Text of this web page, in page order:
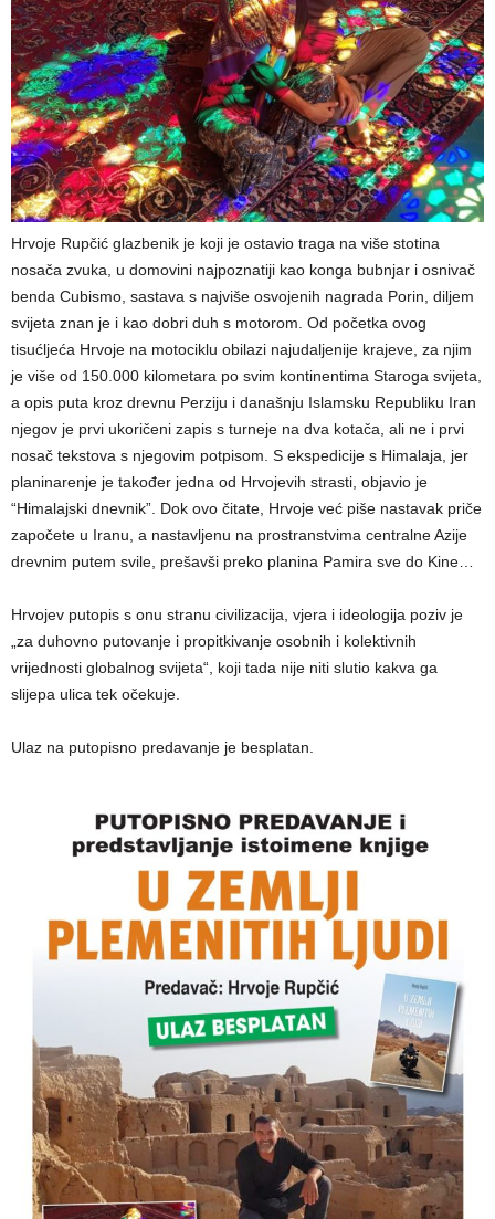
Hrvoje Rupčić glazbenik je koji je ostavio traga na više stotina
nosača zvuka, u domovini najpoznatiji kao konga bubnjar i osnivač
benda Cubismo, sastava s najviše osvojenih nagrada Porin, diljem
svijeta znan je i kao dobri duh s motorom. Od početka ovog
tisućljeća Hrvoje na motociklu obilazi najudaljenije krajeve, za njim
je više od 150.000 kilometara po svim kontinentima Staroga svijeta,
a opis puta kroz drevnu Perziju i današnju Islamsku Republiku Iran
njegov je prvi ukoričeni zapis s turneje na dva kotača, ali ne i prvi
nosač tekstova s njegovim potpisom. S ekspedicije s Himalaja, jer
planinarenje je također jedna od Hrvojevih strasti, objavio je
“Himalajski dnevnik”. Dok ovo čitate, Hrvoje već piše nastavak priče
započete u Iranu, a nastavljenu na prostranstvima centralne Azije
drevnim putem svile, prešavši preko planina Pamira sve do Kine…
Hrvojev putopis s onu stranu civilizacija, vjera i ideologija poziv je
„za duhovno putovanje i propitkivanje osobnih i kolektivnih
vrijednosti globalnog svijeta“, koji tada nije niti slutio kakva ga
slijepa ulica tek očekuje.
Ulaz na putopisno predavanje je besplatan.